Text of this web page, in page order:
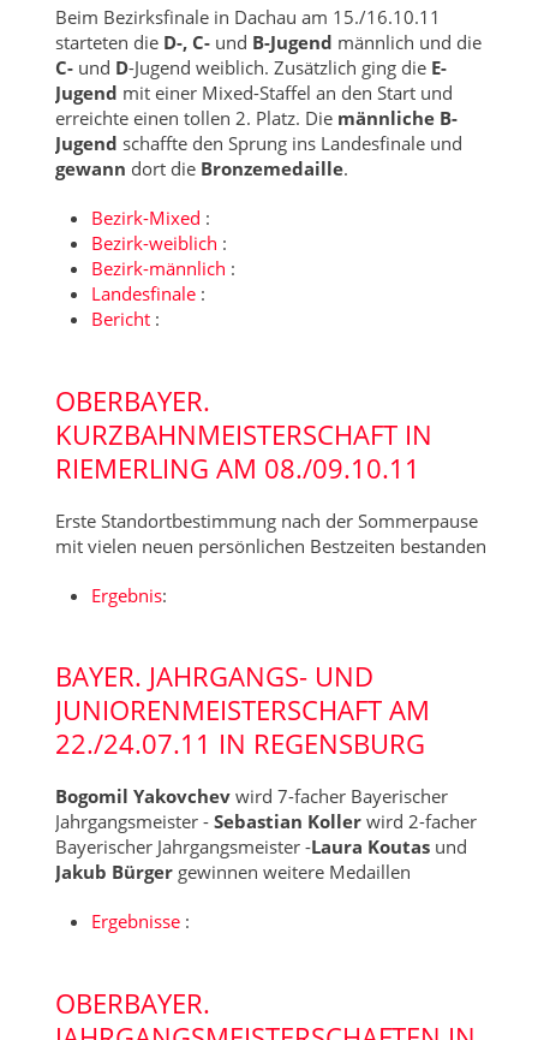
Beim Bezirksfinale in Dachau am 15./16.10.11
starteten die D-, C- und B-Jugend männlich und die
C-und D-Jugend weiblich. Zusätzlich ging die E-
Jugend mit einer Mixed-Staffel an den Start und
erreichte einen tollen 2. Platz. Die männliche B-
Jugend schaffte den Sprung ins Landesfinale und
gewann dort die Bronzemedaille.
Bezirk-Mixed :
Bezirk-weiblich :
Bezirk-männlich :
Landesfinale:
Bericht:
OBERBAYER.
KURZBAHNMEISTERSCHAFT IN
RIEMERLING AM 08./09.10.11
Erste Standortbestimmung nach der Sommerpause
mit vielen neuen persönlichen Bestzeiten bestanden
Ergebnis:
BAYER. JAHRGANGS- UND
JUNIORENMEISTERSCHAFT AM
22./24.07.11 IN REGENSBURG
Bogomil Yakovchevwird 7-facher Bayerischer
Jahrgangsmeister - Sebastian Kollerwird 2-facher
Bayerischer Jahrgangsmeister -Laura Koutasund
Jakub Bürgergewinnen weitere Medaillen
Ergebnisse:
OBERBAYER.